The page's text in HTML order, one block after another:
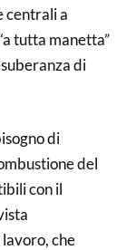
centrali a
tutta manetta”
di
di
del
con il
che